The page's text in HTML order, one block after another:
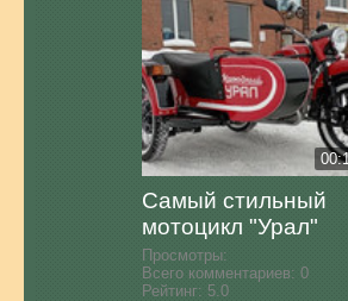
Самый стильный
мотоцикл "Урал"
Просмотры:
Всего комментариев: 0
Рейтинг: 5.0